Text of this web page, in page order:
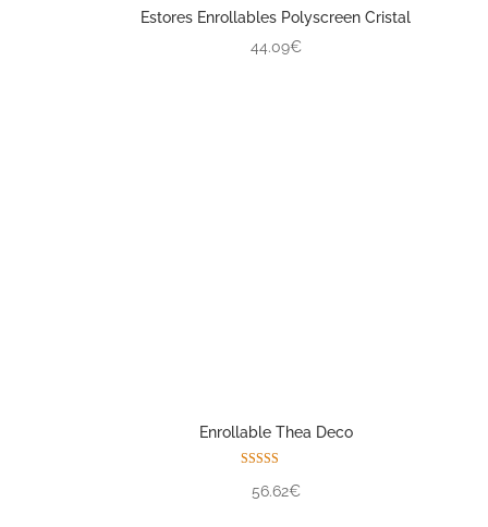
Estores Enrollables Polyscreen Cristal
44.09€
Enrollable Thea Deco
5.00
56.62€